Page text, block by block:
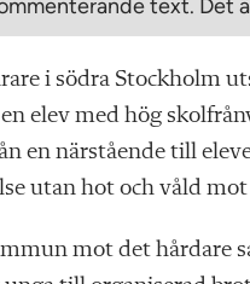
i södra Stockholm
elev med hög
en närstående till
utan hot och våld
mot det hårdare